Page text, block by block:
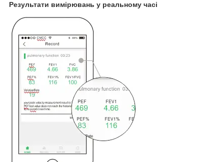
Результати вимірювань у реальному часі